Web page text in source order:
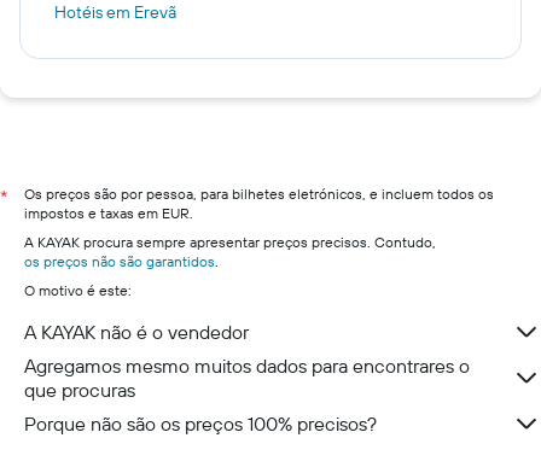
Hotéis em Erevã
*
Os preços são por pessoa, para bilhetes eletrónicos, e incluem todos os
impostos e taxas em EUR.
A KAYAK procura sempre apresentar preços precisos. Contudo,
os preços não são garantidos.
O motivo é este:
A KAYAK não é o vendedor
Agregamos mesmo muitos dados para encontrares o
que procuras
Porque não são os preços 100% precisos?